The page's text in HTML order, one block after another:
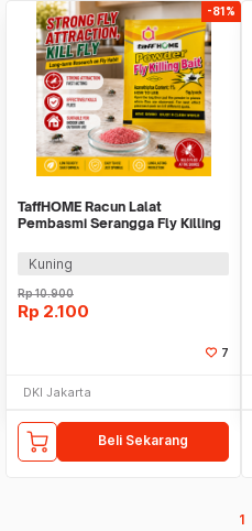
-81%
TaffHOME Racun Lalat
Pembasmi Serangga Fly Killing
Kuning
Rp10.900
Rp 2.100
7
DKI Jakarta
Beli Sekarang
1